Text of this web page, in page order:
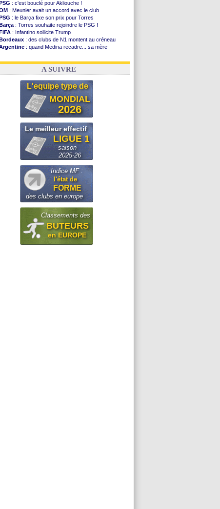
: c'est bouclé pour Akliouche !
: Meunier avait un accord avec le club
: le Barça fixe son prix pour Torres
: Torres souhaite rejoindre le PSG !
: Infantino sollicite Trump
: des clubs de N1 montent au créneau
: quand Medina recadre... sa mère
: Paixão attire un 2e club anglais
A SUIVRE
L'equipe type de
MONDIAL
2026
Le meilleur effectif
LIGUE 1
saison
2025-26
Indice MF :
l'état de
FORME
des clubs en europe
Classements des
BUTEURS
en EUROPE